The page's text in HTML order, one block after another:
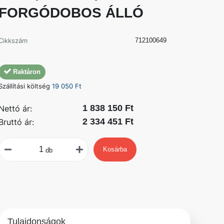
ÁLLÓ
712100649
Raktáron
költség 19 050 Ft
ár:
1 838 150 Ft
ár:
2 334 451 Ft
db Kosárba
Tulajdonságok